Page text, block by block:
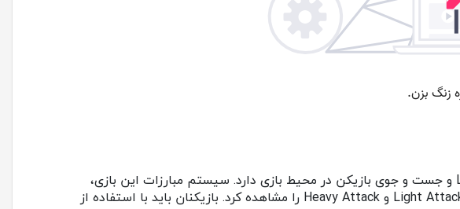
بازی Godfall جزء زیرسبک Looter-Slasher قرار می‌گیرد و در کنار مبارزات تن به تن، توجه زیادی به Loot و جست و جوی بازیکن در محیط بازی دارد. سیستم مبارزات این بازی،
شباهت بسیاری به آثار Souls-Borne دارد و می‌توان همان سیستم معروف بازی‌های Dark Souls، یعنی Light Attack و Heavy Attack را مشاهده کرد. بازیکنان باید با استفاده از